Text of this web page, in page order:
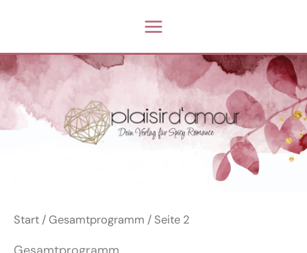
springen
Start /Gesamtprogramm / Seite 2